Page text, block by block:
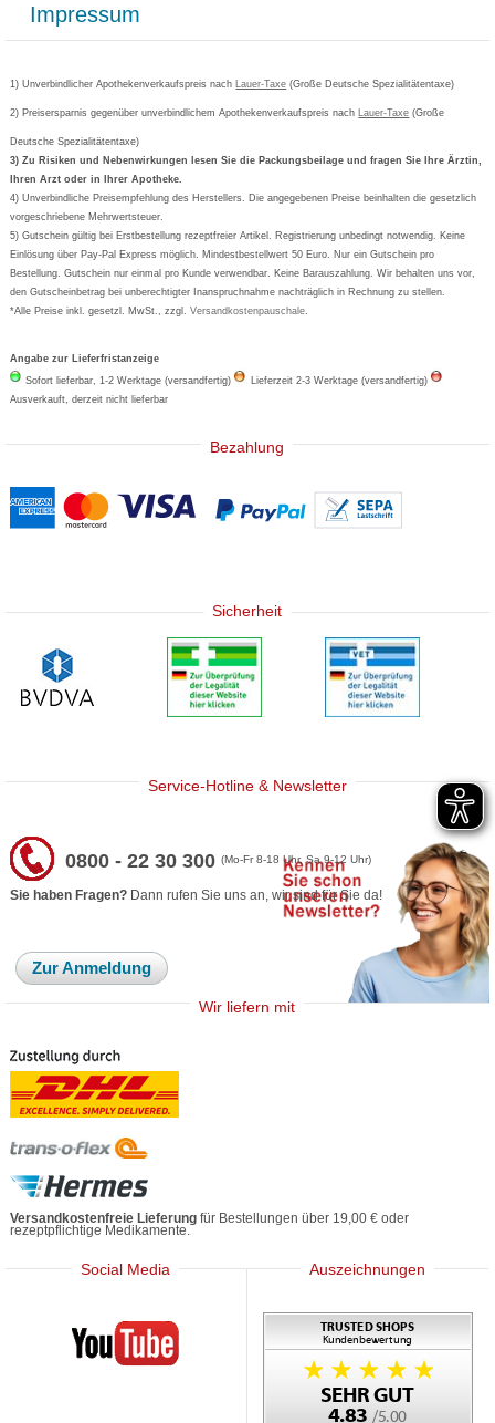
AGB
Cookie-Einstellungen
Vertrag widerrufen
Versandkosten
Bestellschein ausfüllen
Newsletteranmeldung
Gutschein und Rabatte
Kundenbewertung
Grippostad
Bepanthen
Formoline
Wick
Eucerin
Basica
Impressum
1) Unverbindlicher Apothekenverkaufspreis nach Lauer-Taxe (Große Deutsche Spezialitätentaxe)
2) Preisersparnis gegenüber unverbindlichem Apothekenverkaufspreis nach Lauer-Taxe (Große
Deutsche Spezialitätentaxe)
3) Zu Risiken und Nebenwirkungen lesen Sie die Packungsbeilage und fragen Sie Ihre Ärztin,
Ihren Arzt oder in Ihrer Apotheke.
4) Unverbindliche Preisempfehlung des Herstellers. Die angegebenen Preise beinhalten die gesetzlich
vorgeschriebene Mehrwertsteuer.
5) Gutschein gültig bei Erstbestellung rezeptfreier Artikel. Registrierung unbedingt notwendig. Keine
Einlösung über Pay-Pal Express möglich. Mindestbestellwert 50 Euro. Nur ein Gutschein pro
Bestellung. Gutschein nur einmal pro Kunde verwendbar. Keine Barauszahlung. Wir behalten uns vor,
den Gutscheinbetrag bei unberechtigter Inanspruchnahme nachträglich in Rechnung zu stellen.
*Alle Preise inkl. gesetzl. MwSt., zzgl.Versandkostenpauschale
Angabe zur Lieferfristanzeige
Sofort lieferbar, 1-2 Werktage (versandfertig)
Lieferzeit 2-3 Werktage (versandfertig)
Ausverkauft, derzeit nicht lieferbar
Bezahlung
Sicherheit
Service-Hotline & Newsletter
0800 - 22 30 300(Mo-Fr 8-18 Uhr, Sa 9-12 Uhr)
Sie haben Fragen? Dann rufen Sie uns an, wir sind für Sie da!
Zur Anmeldung
Wir liefern mit
Versandkostenfreie Lieferung für Bestellungen über 19,00 € oder
rezeptpflichtige Medikamente.
Social Media
Mediherz
Auszeichnungen